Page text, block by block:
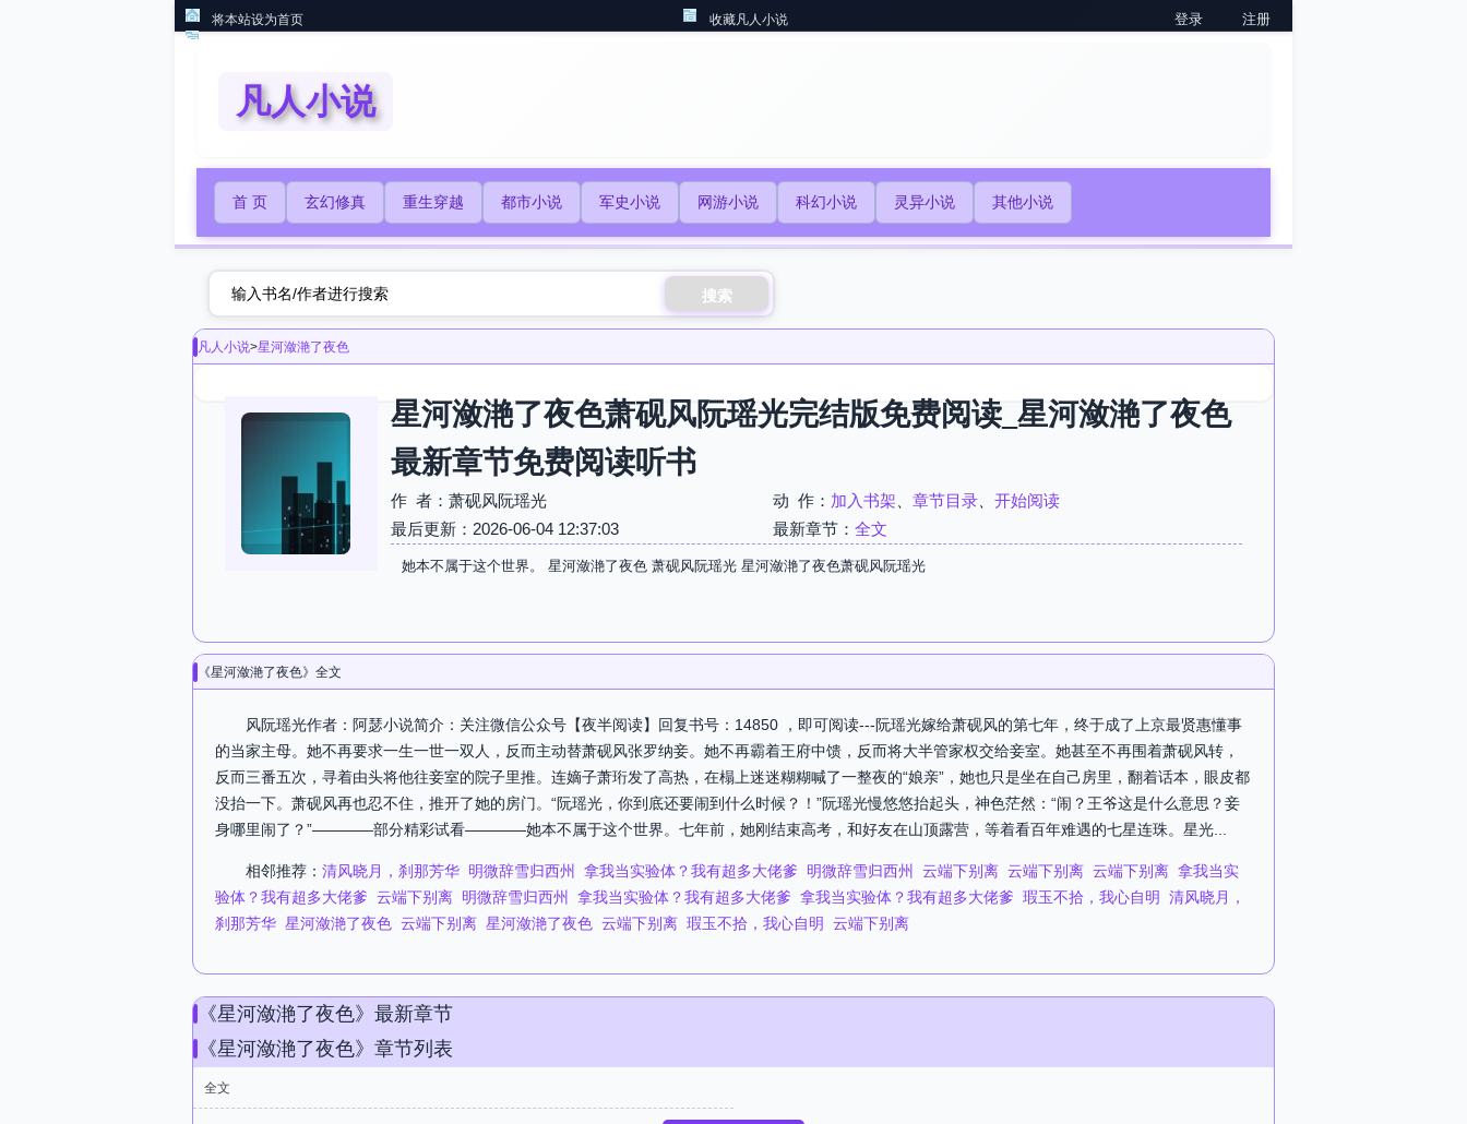
将本站设为首页 收藏凡人小说 登录 注册
凡人小说
首 页 玄幻修真 重生穿越 都市小说 军史小说 网游小说 科幻小说 灵异小说 其他小说
搜索
凡人小说>星河潋滟了夜色
星河潋滟了夜色萧砚风阮瑶光完结版免费阅读_星河潋滟了夜色
最新章节免费阅读听书
作 者：萧砚风阮瑶光 动 作： 加入书架 章节目录
开始阅读
最后更新：2026-06-04 12:37:03
最新章节： 全文
她本不属于这个世界。 星河潋滟了夜色 萧砚风阮瑶光 星河潋滟了夜色萧砚风阮瑶光
《星河潋滟了夜色》全文
风阮瑶光作者：阿瑟小说简介：关注微信公众号【夜半阅读】回复书号：14850 ，即可阅读---阮瑶光嫁给萧砚风的第七年，终于成了上京最贤惠懂事
的当家主母。她不再要求一生一世一双人，反而主动替萧砚风张罗纳妾。她不再霸着王府中馈，反而将大半管家权交给妾室。她甚至不再围着萧砚风转，
反而三番五次，寻着由头将他往妾室的院子里推。连嫡子萧珩发了高热，在榻上迷迷糊糊喊了一整夜的“娘亲”，她也只是坐在自己房里，翻着话本，眼皮都
没抬一下。萧砚风再也忍不住，推开了她的房门。“阮瑶光，你到底还要闹到什么时候？！”阮瑶光慢悠悠抬起头，神色茫然：“闹？王爷这是什么意思？妾
身哪里闹了？”————部分精彩试看————她本不属于这个世界。七年前，她刚结束高考，和好友在山顶露营，等着看百年难遇的七星连珠。星光...
相邻推荐： 清风晓月，刹那芳华 明微辞雪归西州 拿我当实验体？我有超多大佬爹 明微辞雪归西州 云端下别离 云端下别离 云端下别离 拿我当实
验体？我有超多大佬爹 云端下别离 明微辞雪归西州 拿我当实验体？我有超多大佬爹 拿我当实验体？我有超多大佬爹 瑕玉不拾，我心自明
清风晓月，
刹那芳华 星河潋滟了夜色 云端下别离 星河潋滟了夜色 云端下别离 瑕玉不拾，我心自明 云端下别离
《星河潋滟了夜色》最新章节
《星河潋滟了夜色》章节列表
全文